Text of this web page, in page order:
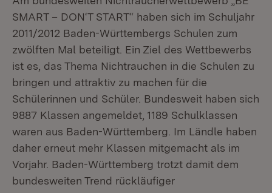
SMART – DON‘T START“ haben sich im Schuljahr
2011/2012 Baden-Württembergs Schulen zum
zwölften Mal beteiligt. Ein Ziel des Wettbewerbs
ist es, das Thema Nichtrauchen in die Schulen zu
bringen und attraktiv zu machen für die
Schülerinnen und Schüler. Bundesweit haben sich
9887 Klassen angemeldet, 1189 Schulklassen
waren aus Baden-Württemberg. Im Ländle haben
daher erneut mehr Klassen mitgemacht als im
Vorjahr. Baden-Württem­berg trotzt damit dem
bundesweiten Trend rückläufiger